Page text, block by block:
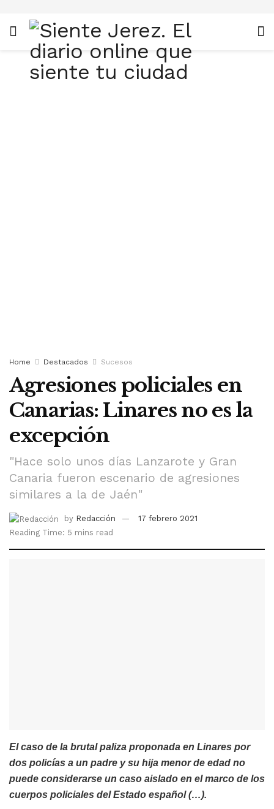
Home Destacados Sucesos
Agresiones policiales en
Canarias: Linares no es la
excepción
"Hace solo unos días Lanzarote y Gran
Canaria fueron escenario de agresiones
similares a la de Jaén"
by Redacción
17 febrero 2021
Reading Time: 5 mins read
El caso de la brutal paliza proponada en Linares por
dos policías a un padre y su hija menor de edad no
puede considerarse un caso aislado en el marco de los
cuerpos policiales del Estado español (…).